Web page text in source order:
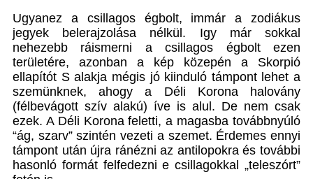
Ugyanez a csillagos égbolt, immár a zodiákus
jegyek belerajzolása nélkül. Igy már sokkal
nehezebb ráismerni a csillagos égbolt ezen
területére, azonban a kép közepén a Skorpió
ellapítót S alakja mégis jó kiinduló támpont lehet a
szemünknek, ahogy a Déli Korona halovány
(félbevágott szív alakú) íve is alul. De nem csak
ezek. A Déli Korona feletti, a magasba továbbnyúló
“ág, szarv” szintén vezeti a szemet. Érdemes ennyi
támpont után újra ránézni az antilopokra és további
hasonló formát felfedezni e csillagokkal „teleszórt”